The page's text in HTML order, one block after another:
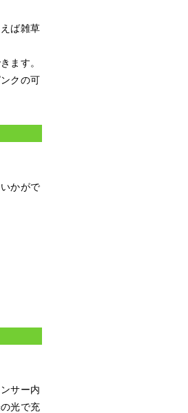
ば雑草
ます。
クの可
かがで
サー内
光で充